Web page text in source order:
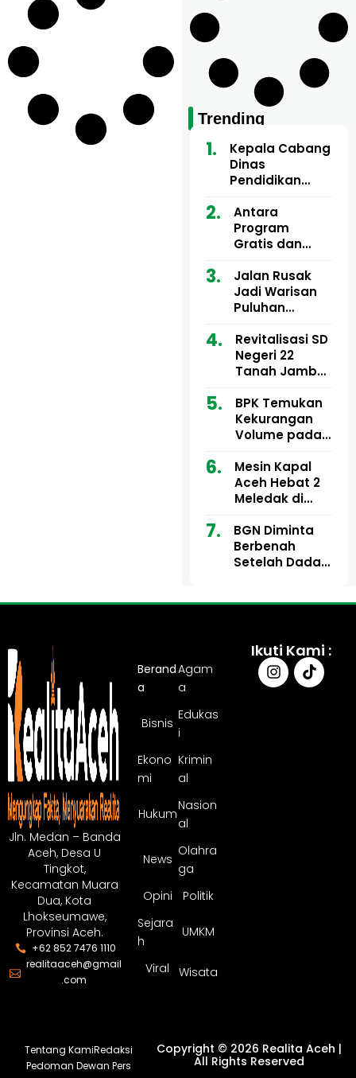
Trending
Kepala Cabang
Dinas
Pendidikan
Utara Buka
Pelatihan Deep
Learning serta
Artifisial bagi
Guru
Matematika
Antara
Program
Gratis dan
Motor Imum
Gampong, Uji
Nyali APH
Bermain di
Balik Rp250
Ribu
Jalan Rusak
Jadi Warisan
Puluhan
dan Tgk
Muharuddin
Kini Didesak
Revitalisasi SD
Negeri 22
Tanah Jambo
Miliar Tuai
Sorotan, Publik
Pertanyakan
Anggaran
BPK Temukan
Kekurangan
Volume pada
Aceh Utara
Tahun 2024,
Pengembalian
Sepenuhnya
Tuntas
Mesin Kapal
Aceh Hebat 2
Meledak di
Ulee Lheue, 14
Orang Derita
Luka Bakar
BGN Diminta
Berbenah
Setelah Dadan
Jln. Medan – Banda
Aceh, Desa U
Tingkot,
Kecamatan Muara
Dua, Kota
Lhokseumawe,
Provinsi Aceh.
+62 852 7476 1110
realitaaceh@gmail
.com
Berand
a
Agam
a
Bisnis
Edukas
i
Ekono
mi
Krimin
al
Hukum
Nasion
al
News
Olahra
ga
Opini
Politik
Sejara
h
UMKM
Viral Wisata
Ikuti Kami :
Tentang KamiRedaksi
Pedoman Dewan Pers
Copyright © 2026 Realita Aceh |
All Rights Reserved